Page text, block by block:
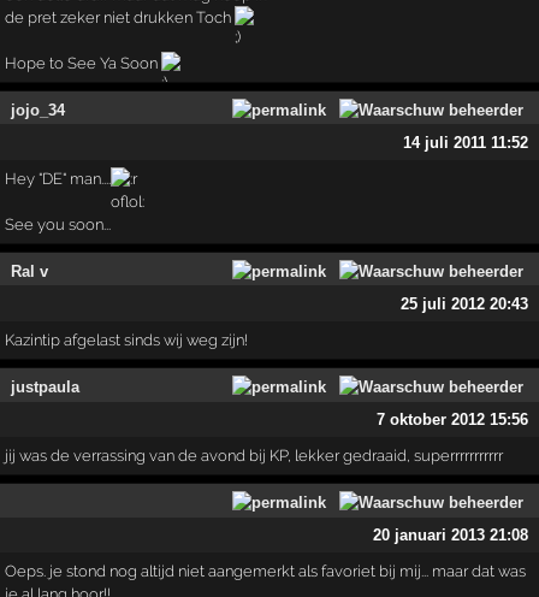
de pret zeker niet drukken Toch
Hope to See Ya Soon
jojo_34
14 juli 2011 11:52
Hey "DE" man....
See you soon...
Ral v
25 juli 2012 20:43
Kazintip afgelast sinds wij weg zijn!
justpaula
7 oktober 2012 15:56
jij was de verrassing van de avond bij KP, lekker gedraaid, superrrrrrrrrrr
20 januari 2013 21:08
Oeps. je stond nog altijd niet aangemerkt als favoriet bij mij... maar dat was